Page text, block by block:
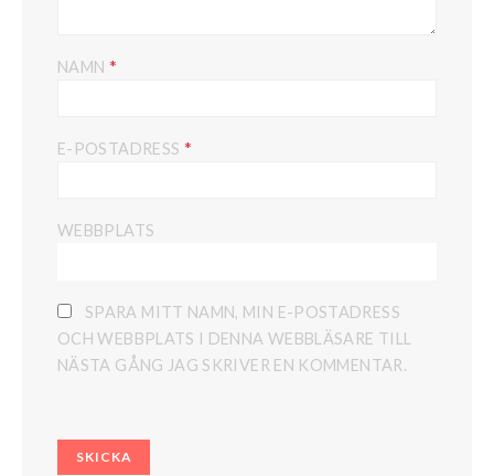
NAMN *
E-POSTADRESS *
WEBBPLATS
SPARA MITT NAMN, MIN E-POSTADRESS
OCH WEBBPLATS I DENNA WEBBLÄSARE TILL
NÄSTA GÅNG JAG SKRIVER EN KOMMENTAR.